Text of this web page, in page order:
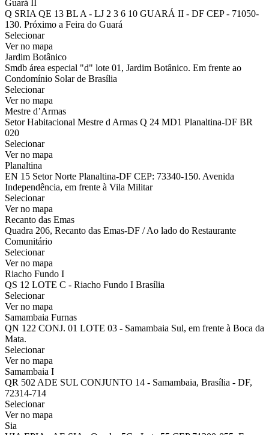
Guará II
Q SRIA QE 13 BL A - LJ 2 3 6 10 GUARÁ II - DF CEP - 71050-
130. Próximo a Feira do Guará
Selecionar
Ver no mapa
Jardim Botânico
Smdb área especial "d" lote 01, Jardim Botânico. Em frente ao
Condomínio Solar de Brasília
Selecionar
Ver no mapa
Mestre d’Armas
Setor Habitacional Mestre d Armas Q 24 MD1 Planaltina-DF BR
020
Selecionar
Ver no mapa
Planaltina
EN 15 Setor Norte Planaltina-DF CEP: 73340-150. Avenida
Independência, em frente à Vila Militar
Selecionar
Ver no mapa
Recanto das Emas
Quadra 206, Recanto das Emas-DF / Ao lado do Restaurante
Comunitário
Selecionar
Ver no mapa
Riacho Fundo I
QS 12 LOTE C - Riacho Fundo I Brasília
Selecionar
Ver no mapa
Samambaia Furnas
QN 122 CONJ. 01 LOTE 03 - Samambaia Sul, em frente à Boca da
Mata.
Selecionar
Ver no mapa
Samambaia I
QR 502 ADE SUL CONJUNTO 14 - Samambaia, Brasília - DF,
72314-714
Selecionar
Ver no mapa
Sia